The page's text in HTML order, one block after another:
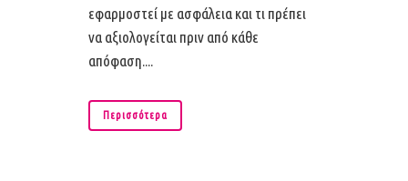
εφαρμοστεί με ασφάλεια και τι πρέπει
να αξιολογείται πριν από κάθε
απόφαση....
Περισσότερα